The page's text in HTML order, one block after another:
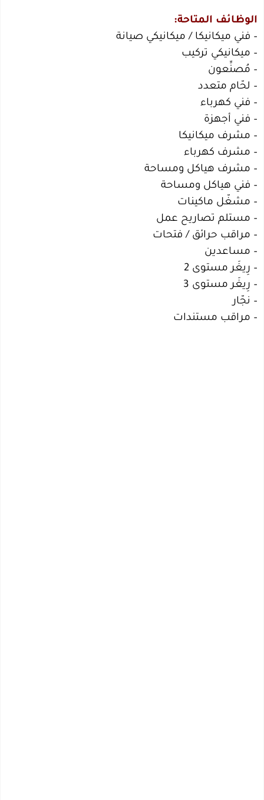
الوظائف المتاحة:
– فني ميكانيكا / ميكانيكي صيانة
– ميكانيكي تركيب
– مُصنِّعون
– لحّام متعدد
– فني كهرباء
– فني أجهزة
– مشرف ميكانيكا
– مشرف كهرباء
– مشرف هياكل ومساحة
– فني هياكل ومساحة
– مشغّل ماكينات
– مستلم تصاريح عمل
– مراقب حرائق / فتحات
– مساعدين
– رِيغَر مستوى 2
– رِيغَر مستوى 3
– نجّار
– مراقب مستندات